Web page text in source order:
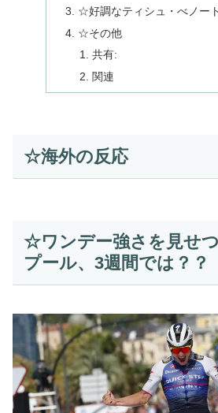
☆好調なティシュ・べノート
☆その他
共有:
関連
☆海外の反応
☆ワンデー強さを見せ
プール、3週間では？？